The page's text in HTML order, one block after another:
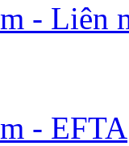
- Liên
- EFTA